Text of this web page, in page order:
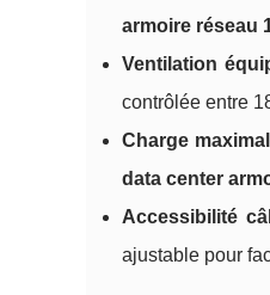
armoire réseau
Ventilation
contrôlée entre
Charge
data center
Accessibilité
ajustable pour